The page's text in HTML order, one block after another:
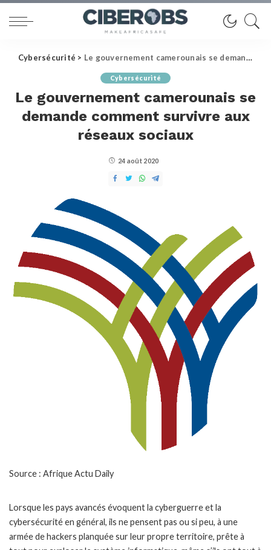
Cybersécurité > Le gouvernement camerounais se demande comment survivre aux réseaux sociaux
Cybersécurité
Le gouvernement camerounais se
demande comment survivre aux
réseaux sociaux
24 août 2020
Source : Afrique Actu Daily
Lorsque les pays avancés évoquent la cyberguerre et la
cybersécurité en général, ils ne pensent pas ou si peu, à une
armée de hackers planquée sur leur propre territoire, prête à